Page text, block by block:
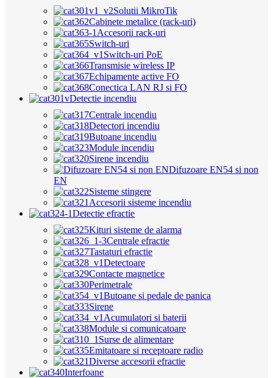
Solutii MikroTik
Cabinete metalice (rack-uri)
Accesorii rack-uri
Switch-uri
Switch-uri PoE
Transmisie wireless IP
Echipamente active FO
Conectica LAN RJ si FO
Detectie incendiu
Centrale incendiu
Detectori incendiu
Butoane incendiu
Module incendiu
Sirene incendiu
Difuzoare EN54 si non
EN
Sisteme stingere
Accesorii sisteme incendiu
Detectie efractie
Kituri sisteme de alarma
Centrale efractie
Tastaturi efractie
Detectoare
Contacte magnetice
Perimetrale
Butoane si pedale de panica
Sirene
Acumulatori si baterii
Module si comunicatoare
Surse de alimentare
Emitatoare si receptoare radio
Diverse accesorii efractie
Interfoane